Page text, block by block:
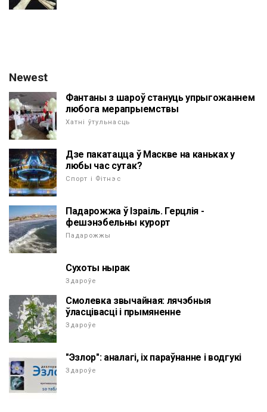
Newest
Фантаны з шароў стануць упрыгожаннем
любога мерапрыемствы
Хатні ўтульнасць
Дзе пакатацца ў Маскве на каньках у
любы час сутак?
Спорт і Фітнэс
Падарожжа ў Ізраіль. Герцлія -
фешэнэбельны курорт
Падарожжы
Сухоты нырак
Здароўе
Смолевка звычайная: лячэбныя
ўласцівасці і прымяненне
Здароўе
"Эзлор": аналагі, іх параўнанне і водгукі
Здароўе